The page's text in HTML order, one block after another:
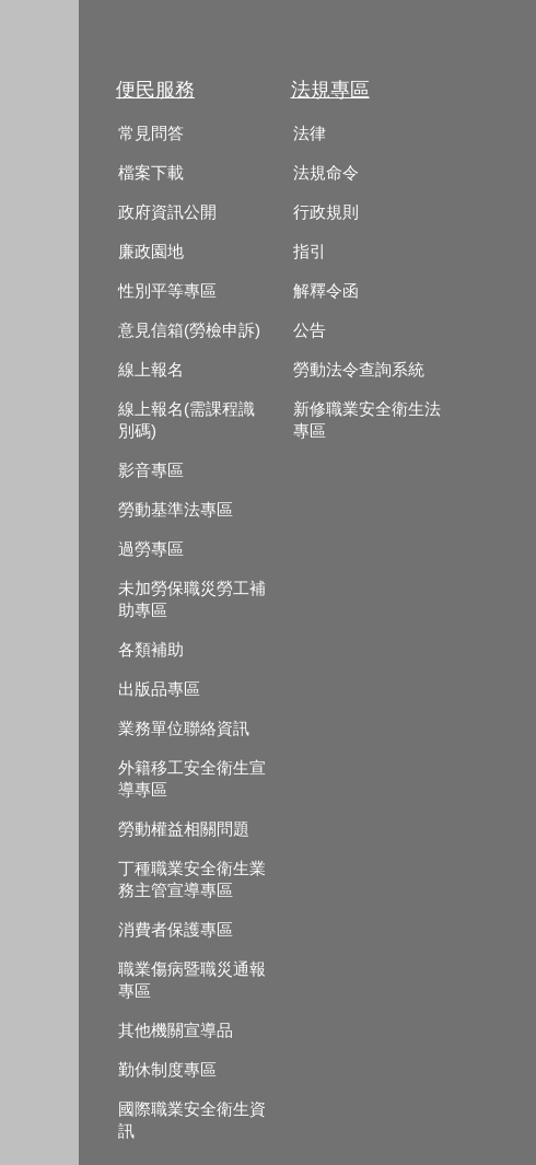
便民服務
常見問答
檔案下載
政府資訊公開
廉政園地
性別平等專區
意見信箱(勞檢申訴)
線上報名
線上報名(需課程識
別碼)
影音專區
勞動基準法專區
過勞專區
未加勞保職災勞工補
助專區
各類補助
出版品專區
業務單位聯絡資訊
外籍移工安全衛生宣
導專區
勞動權益相關問題
丁種職業安全衛生業
務主管宣導專區
消費者保護專區
職業傷病暨職災通報
專區
其他機關宣導品
勤休制度專區
國際職業安全衛生資
訊
法規專區
法律
法規命令
行政規則
指引
解釋令函
公告
勞動法令查詢系統
新修職業安全衛生法
專區